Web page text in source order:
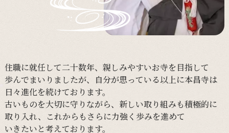
住職に就任して二十数年、 親しみやすいお寺を目指して
歩んでまいりましたが、 自分が思っている以上に本昌寺は
日々進化を続けております。
古いものを大切に守りながら、 新しい取り組みも積極的に
取り入れ、
これからも さらに力強く 歩みを進めて
いきたいと考えております。